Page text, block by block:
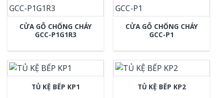
CỬA GỖ CHỐNG CHÁY
GCC-P1G1R3
CỬA GỖ CHỐNG CHÁY
GCC-P1
TỦ KỆ BẾP KP1 TỦ KỆ BẾP KP2